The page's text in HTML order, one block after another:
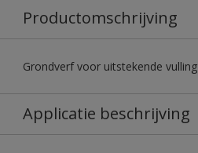
Productomschrijving
Grondverf voor uitstekende
Applicatie beschrijving